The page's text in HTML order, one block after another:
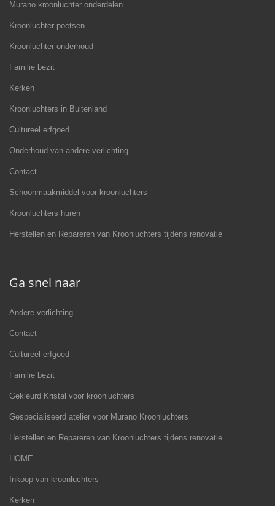
Murano kroonluchter onderdelen
Kroonluchter poetsen
Kroonluchter onderhoud
Familie bezit
Kerken
Kroonluchters in Buitenland
Cultureel erfgoed
Onderhoud van andere verlichting
Contact
Schoonmaakmiddel voor kroonluchters
Kroonluchters huren
Herstellen en Repareren van Kroonluchters tijdens renovatie
Ga snel naar
Andere verlichting
Contact
Cultureel erfgoed
Familie bezit
Gekleurd Kristal voor kroonluchters
Gespecialiseerd atelier voor Murano Kroonluchters
Herstellen en Repareren van Kroonluchters tijdens renovatie
HOME
Inkoop van kroonluchters
Kerken